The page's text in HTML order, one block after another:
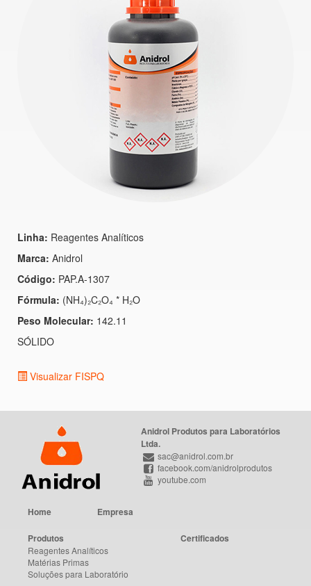
Linha: Reagentes Analíticos
Marca: Anidrol
Código: PAP.A-1307
Fórmula: (NH₄)₂C₂O₄ * H₂O
Peso Molecular: 142.11
SÓLIDO
Visualizar FISPQ
Anidrol Produtos para Laboratórios
Ltda.
sac@anidrol.com.br
facebook.com/anidrolprodutos
youtube.com
Home Empresa
Produtos
Reagentes Analíticos
Matérias Primas
Soluções para Laboratório
Certificados